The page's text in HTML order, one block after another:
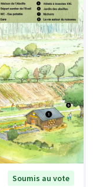
Soumis au vote